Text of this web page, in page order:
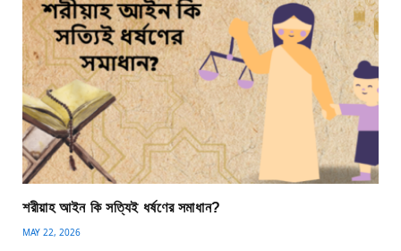
শরীয়াহ আইন কি সত্যিই ধর্ষণের সমাধান?
MAY 22, 2026